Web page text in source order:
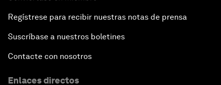
Regístrese para recibir nuestras notas de prensa
Suscríbase a nuestros boletines
Contacte con nosotros
Enlaces directos